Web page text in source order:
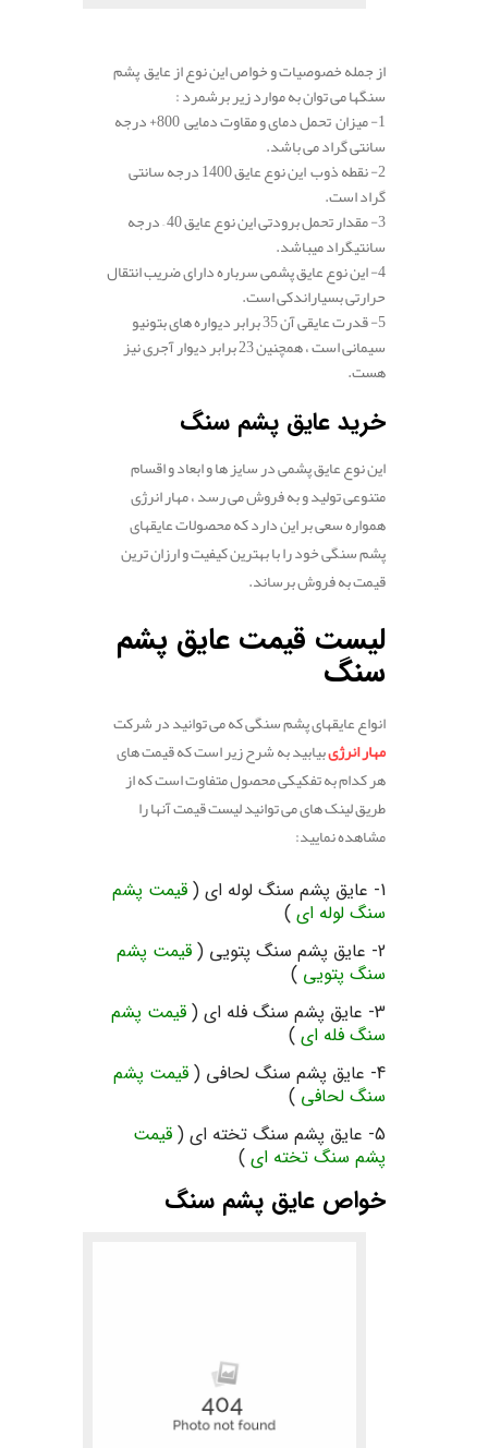
از جمله خصوصیات و خواص این نوع از عایق پشم
سنگها می توان به موارد زیر برشمرد :
1- میزان تحمل دمای و مقاوت دمایی 800+ درجه
سانتی گراد می باشد.
2- نقطه ذوب این نوع عایق 1400 درجه سانتی
گراد است.
3- مقدار تحمل برودتی این نوع عایق 40 – درجه
سانتیگراد میباشد.
4- این نوع عایق پشمی سرباره دارای ضریب انتقال
حرارتی بسیاراندکی است.
5- قدرت عایقی آن 35 برابر دیواره های بتونیو
سیمانی است ، همچنین 23 برابر دیوار آجری نیز
هست.
خرید عایق پشم سنگ
این نوع عایق پشمی در سایز ها و ابعاد و اقسام
متنوعی تولید و به فروش می رسد ، مهار انرژِی
همواره سعی بر این دارد که محصولات عایقهای
پشم سنگی خود را با بهترین کیفیت و ارزان ترین
قیمت به فروش برساند.
لیست قیمت عایق پشم
سنگ
انواع عایقهای پشم سنگی که می توانید در شرکت
مهار انرژیبیابید به شرح زیر است که قیمت های
هر کدام به تفکیکی محصول متفاوت است که از
طریق لینک های می توانید لیست قیمت آنها را
مشاهده نمایید:
1- عایق پشم سنگ لوله ای (
قیمت پشم
سنگ لوله ای )
2- عایق پشم سنگ پتویی (
قیمت پشم
سنگ پتویی )
3- عایق پشم سنگ فله ای (
قیمت پشم
سنگ فله ای )
4- عایق پشم سنگ لحافی (
قیمت پشم
سنگ لحافی )
5- عایق پشم سنگ تخته ای (
قیمت
پشم سنگ تخته ای )
خواص عایق پشم سنگ